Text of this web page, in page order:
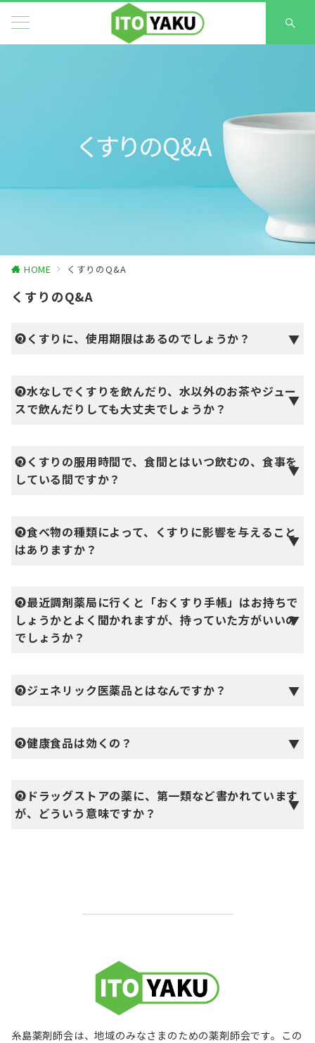
HOME くすりのQ&A
くすりのQ&A
🅠くすりに、使用期限はあるのでしょうか？
🅠水なしでくすりを飲んだり、水以外のお茶やジュー
スで飲んだりしても大丈夫でしょうか？
🅠くすりの服用時間で、食間とはいつ飲むの、食事を
している間ですか？
🅠食べ物の種類によって、くすりに影響を与えること
はありますか？
🅠最近調剤薬局に行くと「おくすり手帳」はお持ちで
しょうかとよく聞かれますが、持っていた方がいいの
でしょうか？
🅠ジェネリック医薬品とはなんですか？
🅠健康食品は効くの？
🅠 ドラッグストアの薬に、第一類など書かれています
が、どういう意味ですか？
糸島薬剤師会は、地域のみなさまのための薬剤師会です。この